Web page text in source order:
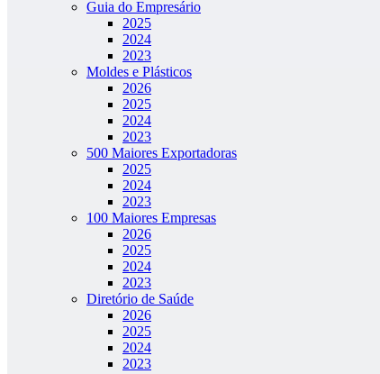
Guia do Empresário
2025
2024
2023
Moldes e Plásticos
2026
2025
2024
2023
500 Maiores Exportadoras
2025
2024
2023
100 Maiores Empresas
2026
2025
2024
2023
Diretório de Saúde
2026
2025
2024
2023